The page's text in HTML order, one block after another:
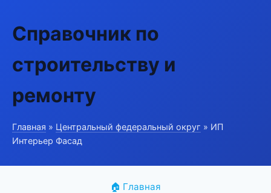
Справочник по
строительству и
ремонту
Главная » Центральный федеральный округ » ИП
Интерьер Фасад
🏠 Главная